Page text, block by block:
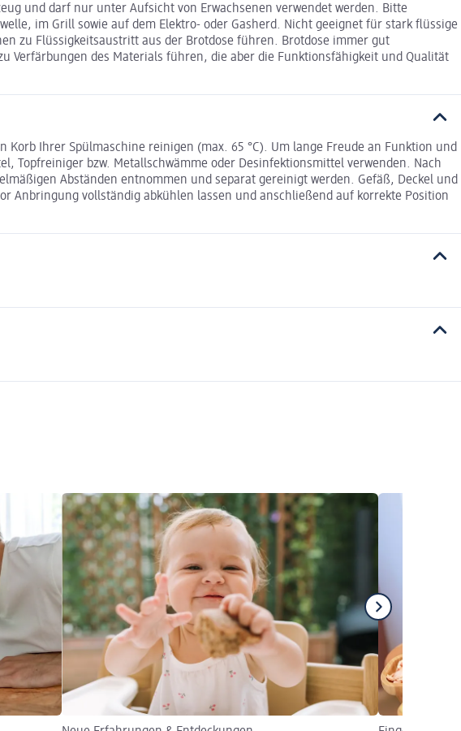
und darf nur unter Aufsicht von Erwachsenen verwendet werden. Bitte
im Grill sowie auf dem Elektro- oder Gasherd. Nicht geeignet für stark flüssige
zu Flüssigkeitsaustritt aus der Brotdose führen. Brotdose immer gut
Verfärbungen des Materials führen, die aber die Funktionsfähigkeit und Qualität
Ihrer Spülmaschine reinigen (max. 65 °C). Um lange Freude an Funktion und
Topfreiniger bzw. Metallschwämme oder Desinfektionsmittel verwenden. Nach
Abständen entnommen und separat gereinigt werden. Gefäß, Deckel und
Anbringung vollständig abkühlen lassen und anschließend auf korrekte Position